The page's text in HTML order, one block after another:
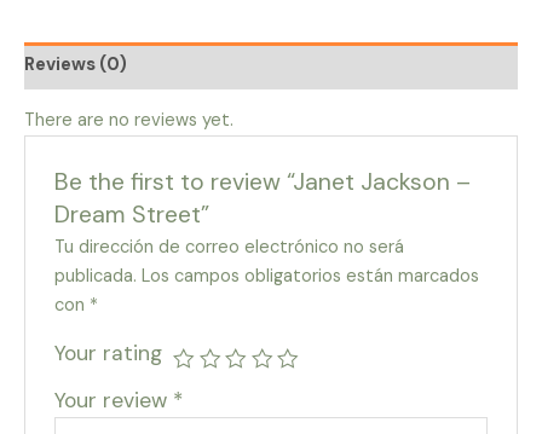
Reviews (0)
There are no reviews yet.
Be the first to review “Janet Jackson –
Dream Street”
Tu dirección de correo electrónico no será
publicada. Los campos obligatorios están marcados
con *
Your rating
Your review *